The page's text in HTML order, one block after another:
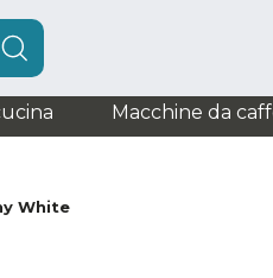
Macchine da
White